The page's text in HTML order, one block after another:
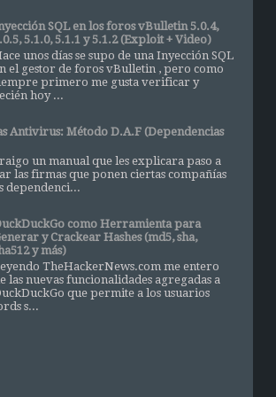
SQL en los foros vBulletin 5.0.4,
5.1.0, 5.1.1 y 5.1.2 (Exploit + Video)
unos días se supo de una Inyección SQL
el gestor de foros vBulletin , pero como
primero me gusta verificar y
hoy ...
Antivirus: Método D.A.F (Dependencias
un manual que les explicara paso a
las firmas que ponen ciertas compañías
dependenci...
como Herramienta para
y Crackear Hashes (md5, sha,
y más)
TheHackerNews.com me entero
las nuevas funcionalidades agregadas a
que permite a los usuarios
s...